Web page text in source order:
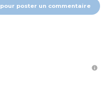
poster un commentaire